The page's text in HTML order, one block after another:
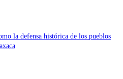
la defensa histórica de los pueblos